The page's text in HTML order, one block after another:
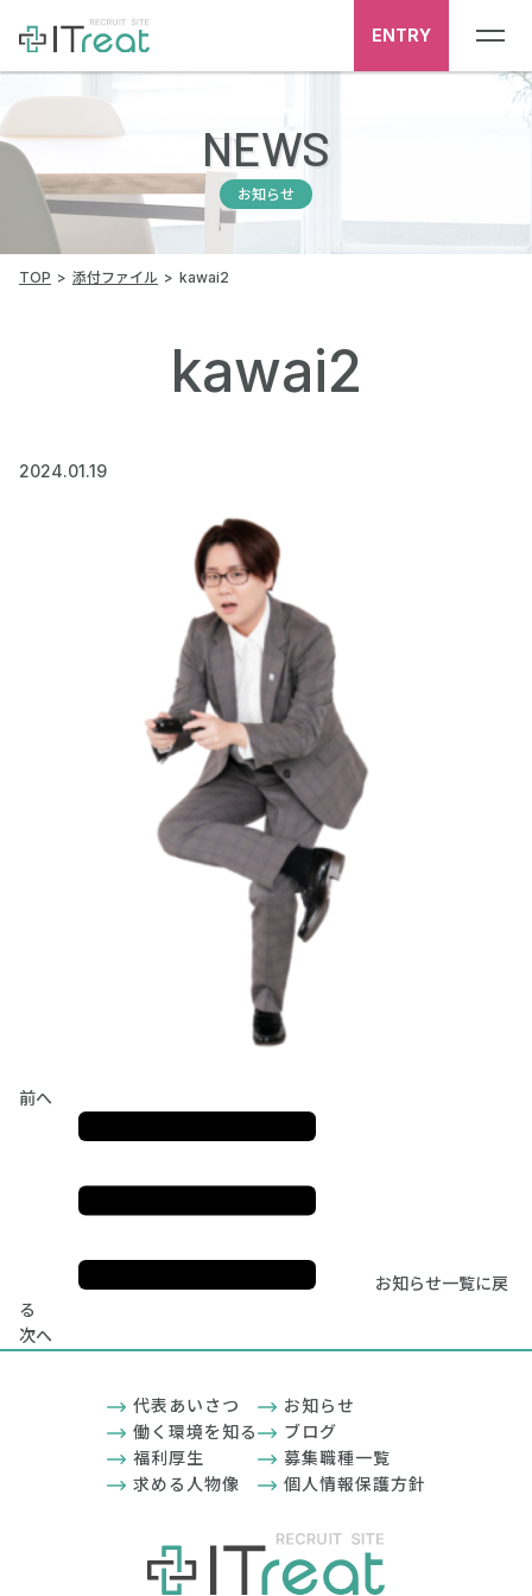
ENTRY
NEWS
お知らせ
TOP 添付ファイル kawai2
kawai2
2024.01.19
前へ
お知らせ一覧に戻
る
次へ
代表あいさつ
働く環境を知る
福利厚生
求める人物像
お知らせ
ブログ
募集職種一覧
個人情報保護方針